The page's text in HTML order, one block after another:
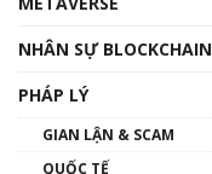
01:32:59
gió ấm
NHÂN SỰ BLOCKCHAIN
PHÁP LÝ
GIAN LẬN & SCAM
QUỐC TẾ